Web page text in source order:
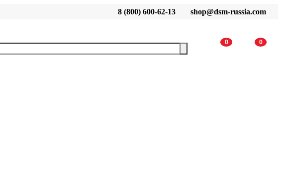
8 (800) 600-62-13 shop@dsm-russia.com
0 0